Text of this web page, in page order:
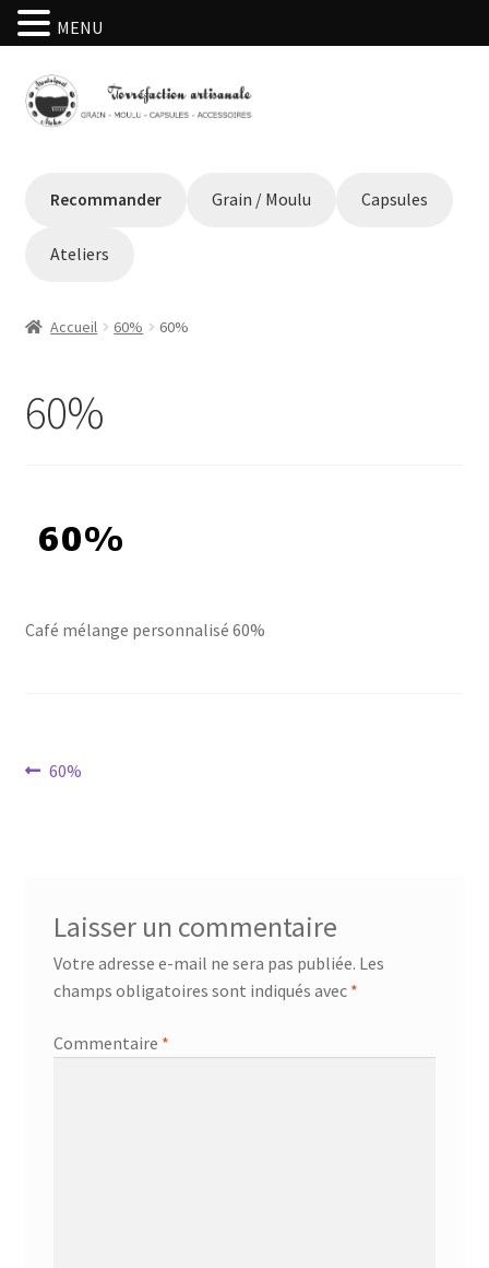
Aller
à
Aller
au
Recommander Grain / Moulu Capsules
Ateliers
Accueil 60% 60%
60%
Café mélange personnalisé 60%
Navigation
Article
60%
Laisser un commentaire
Votre adresse e-mail ne sera pas publiée. Les
champs obligatoires sont indiqués avec *
Commentaire *
MENU